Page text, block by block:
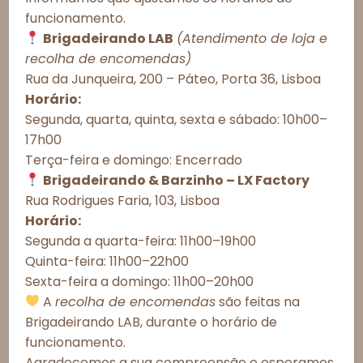
Consentimento de Cookies
Para proporcionar as melhores experiências, utilizamos tecnologias
como cookies para armazenar e/ou acessar informações do
processar dados como comportamento de navegação ou IDs únicos
neste site. A não autorização ou a retirada do consentimento podem
afetar negativamente determinados recursos e funções.
Aceitar todos
Ver preferências
Política de Cookies Política de Privacidade – Brigadeirando
O pedido exige antecedência de ao menos 48h. Pode
ser levantado em nossa loja, no LX Factory ou
solicitada entrega a domicílio nos concelhos de
Lisboa, Oeiras, Cascais, Amadora, Odivelas, Loures,
Sintra, Mafra, Almada e Seixal.
Observações do cliente:
Este produto está esgotado e indisponível.
Informações Importantes
funcionamento.
Brigadeirando LAB (Atendimento de loja e
recolha de encomendas)
Rua da Junqueira, 200 – Páteo, Porta 36, Lisboa
Horário:
Segunda, quarta, quinta, sexta e sábado: 10h00–
17h00
Terça-feira e domingo: Encerrado
Brigadeirando & Barzinho – LX Factory
Rua Rodrigues Faria, 103, Lisboa
Horário:
Segunda a quarta-feira: 11h00–19h00
Quinta-feira: 11h00–22h00
Sexta-feira a domingo: 11h00–20h00
Arecolha de encomendassão feitas na
Brigadeirando LAB, durante o horário de
funcionamento.